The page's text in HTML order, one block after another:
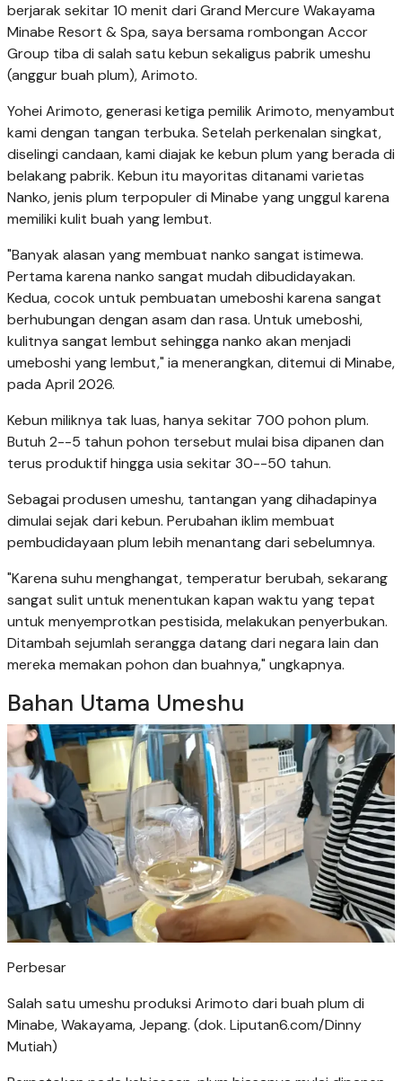
berjarak sekitar 10 menit dari Grand Mercure Wakayama
Minabe Resort & Spa, saya bersama rombongan Accor
Group tiba di salah satu kebun sekaligus pabrik umeshu
(anggur buah plum), Arimoto.
Yohei Arimoto, generasi ketiga pemilik Arimoto, menyambut
kami dengan tangan terbuka. Setelah perkenalan singkat,
diselingi candaan, kami diajak ke kebun plum yang berada di
belakang pabrik. Kebun itu mayoritas ditanami varietas
Nanko, jenis plum terpopuler di Minabe yang unggul karena
memiliki kulit buah yang lembut.
"Banyak alasan yang membuat nanko sangat istimewa.
Pertama karena nanko sangat mudah dibudidayakan.
Kedua, cocok untuk pembuatan umeboshi karena sangat
berhubungan dengan asam dan rasa. Untuk umeboshi,
kulitnya sangat lembut sehingga nanko akan menjadi
umeboshi yang lembut," ia menerangkan, ditemui di Minabe,
pada April 2026.
Kebun miliknya tak luas, hanya sekitar 700 pohon plum.
Butuh 2--5 tahun pohon tersebut mulai bisa dipanen dan
terus produktif hingga usia sekitar 30--50 tahun.
Sebagai produsen umeshu, tantangan yang dihadapinya
dimulai sejak dari kebun. Perubahan iklim membuat
pembudidayaan plum lebih menantang dari sebelumnya.
"Karena suhu menghangat, temperatur berubah, sekarang
sangat sulit untuk menentukan kapan waktu yang tepat
untuk menyemprotkan pestisida, melakukan penyerbukan.
Ditambah sejumlah serangga datang dari negara lain dan
mereka memakan pohon dan buahnya," ungkapnya.
Bahan Utama Umeshu
Perbesar
Salah satu umeshu produksi Arimoto dari buah plum di
Minabe, Wakayama, Jepang. (dok. Liputan6.com/Dinny
Mutiah)